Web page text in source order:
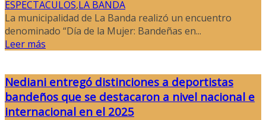
ESPECTACULOS,LA BANDA
La municipalidad de La Banda realizó un encuentro
denominado “Día de la Mujer: Bandeñas en...
Leer más
Nediani entregó distinciones a deportistas
bandeños que se destacaron a nivel nacional e
internacional en el 2025